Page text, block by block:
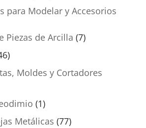
para Modelar y Accesorios
Piezas de Arcilla (7)
Moldes y Cortadores
(1)
Metálicas (77)